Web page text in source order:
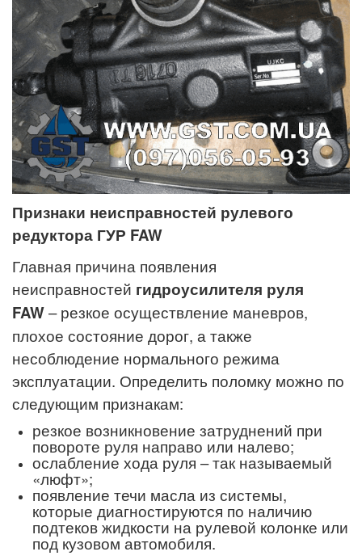
Признаки неисправностей рулевого
редуктора ГУР FAW
Главная причина появления
неисправностей гидроусилителя руля
FAW– резкое осуществление маневров,
плохое состояние дорог, а также
несоблюдение нормального режима
эксплуатации. Определить поломку можно по
следующим признакам:
резкое возникновение затруднений при
повороте руля направо или налево;
ослабление хода руля – так называемый
«люфт»;
появление течи масла из системы,
которые диагностируются по наличию
подтеков жидкости на рулевой колонке или
под кузовом автомобиля.